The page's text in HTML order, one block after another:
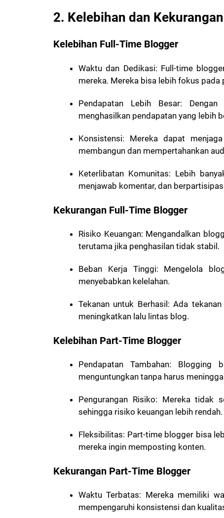
2. Kelebihan dan Kekurangan
Kelebihan Full-Time Blogger
Waktu dan Dedikasi: Full-time
mereka. Mereka bisa lebih fokus
Pendapatan Lebih Besar: Dengan
menghasilkan pendapatan yang lebih
Konsistensi: Mereka dapat
membangun dan mempertahankan
Keterlibatan Komunitas: Lebih
menjawab komentar, dan
Kekurangan Full-Time Blogger
Risiko Keuangan: Mengandalkan
terutama jika penghasilan tidak stabil.
Beban Kerja Tinggi: Mengelola
menyebabkan kelelahan.
Tekanan untuk Berhasil : Ada
meningkatkan lalu lintas blog.
Kelebihan Part-Time Blogger
Pendapatan Tambahan: Blogging
menguntungkan tanpa harus
Pengurangan Risiko: Mereka tidak
sehingga risiko keuangan lebih rendah.
Fleksibilitas: Part-time blogger bisa
mereka ingin memposting konten.
Kekurangan Part-Time Blogger
Waktu Terbatas: Mereka memiliki
mempengaruhi konsistensi dan